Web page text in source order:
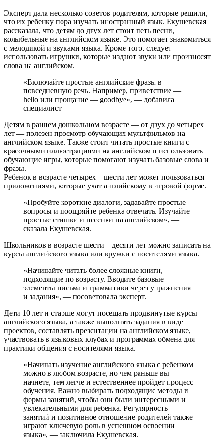
Эксперт дала несколько советов родителям, которые решили,
что их ребенку пора изучать иностранный язык. Екушевская
рассказала, что детям до двух лет стоит петь песни,
колыбельные на английском языке. Это помогает знакомиться
с мелодикой и звуками языка. Кроме того, следует
использовать игрушки, которые издают звуки или произносят
слова на английском.
«Включайте простые английские фразы в
повседневную речь. Например, приветствие —
hello или прощание — goodbye», — добавила
специалист.
Детям в раннем дошкольном возрасте — от двух до четырех
лет — полезен просмотр обучающих мультфильмов на
английском языке. Также стоит читать простые книги с
красочными иллюстрациями на английском и использовать
обучающие игры, которые помогают изучать базовые слова и
фразы.
Ребенок в возрасте четырех – шести лет может пользоваться
приложениями, которые учат английскому в игровой форме.
«Пробуйте короткие диалоги, задавайте простые
вопросы и поощряйте ребенка отвечать. Изучайте
простые стишки и песенки на английском», —
сказала Екушевская.
Школьников в возрасте шести – десяти лет можно записать на
курсы английского языка или кружки с носителями языка.
«Начинайте читать более сложные книги,
подходящие по возрасту. Вводите базовые
элементы письма и грамматики через упражнения
и задания», — посоветовала эксперт.
Дети 10 лет и старше могут посещать продвинутые курсы
английского языка, а также выполнять задания в виде
проектов, составлять презентации на английском языке,
участвовать в языковых клубах и программах обмена для
практики общения с носителями языка.
«Начинать изучение английского языка с ребенком
можно в любом возрасте, но чем раньше вы
начнете, тем легче и естественнее пройдет процесс
обучения. Важно выбирать подходящие методы и
формы занятий, чтобы они были интересными и
увлекательными для ребенка. Регулярность
занятий и позитивное отношение родителей также
играют ключевую роль в успешном освоении
языка», — заключила Екушевская.